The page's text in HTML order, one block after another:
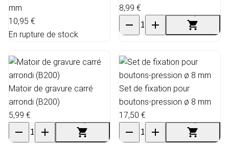
mm
10,95 €
En rupture de stock
8,99 €
Matoir de gravure carré
arrondi (B200)
5,99 €
Set de fixation pour
boutons-pression ø 8 mm
17,50 €